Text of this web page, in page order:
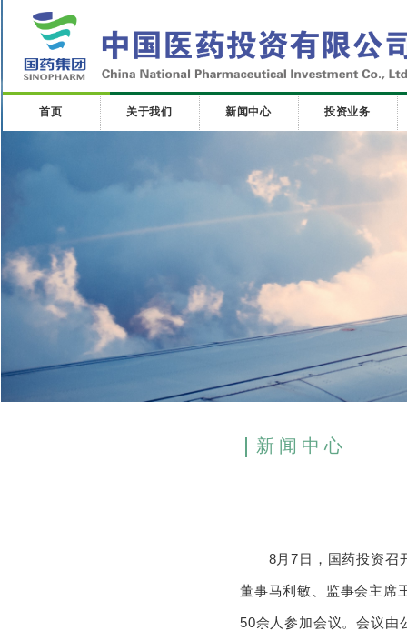
首页 关于我们 新闻中心 投资业务
新闻中心
8月7日，国药投资召开
董事马利敏、监事会主席
50余人参加会议。会议由